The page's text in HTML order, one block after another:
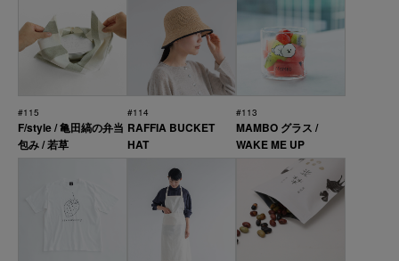
#115
F/style / 亀田縞の弁当
包み / 若草
#114
RAFFIA BUCKET
HAT
#113
MAMBO グラス /
WAKE ME UP